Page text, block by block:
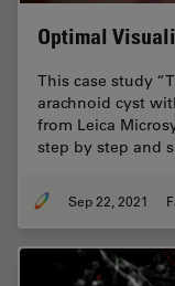
Optimal
This case study
arachnoid cyst
from Leica
step by step and
Sep 22, 2021